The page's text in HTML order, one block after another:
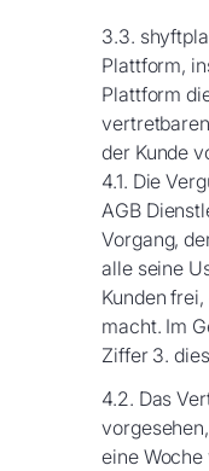
3.3.
Plattform,
Plattform
der Kunde
4.1. Die
AGB
Vorgang,
alle seine
Kunden
macht. Im
Ziffer 3.
4.2. Das
eine